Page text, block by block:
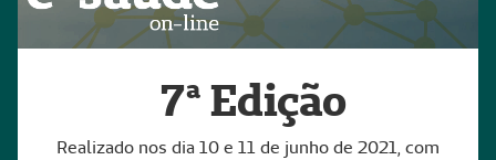
7ª Edição
Realizado nos dia 10 e 11 de junho de 2021, com